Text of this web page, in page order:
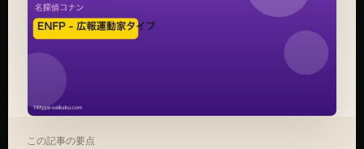
この記事の要点